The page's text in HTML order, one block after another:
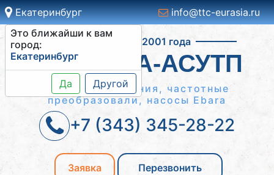
Екатеринбург
Это ближайши к вам
город:
Екатеринбург
Да Другой
info@ttc-eurasia.ru
Работаем с 2001 года
СИСТЕМА-АСУТП
Шкафы управления, частотные
преобразовали, насосы Ebara
+7 (343) 345-28-22
Заявка Перезвонить